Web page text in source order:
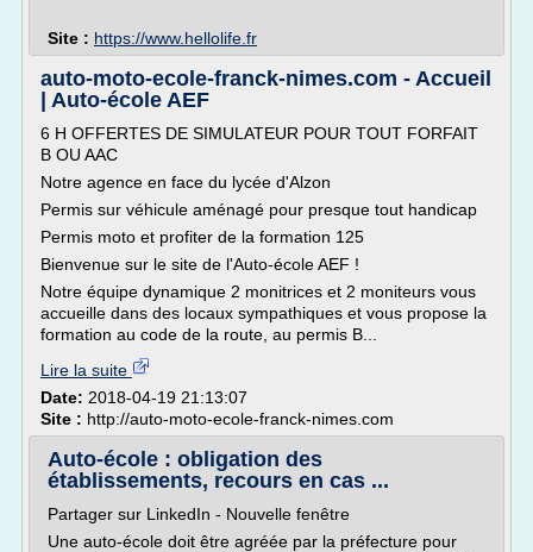
Site : https://www.hellolife.fr
auto-moto-ecole-franck-nimes.com - Accueil
| Auto-école AEF
6 H OFFERTES DE SIMULATEUR POUR TOUT FORFAIT
B OU AAC
Notre agence en face du lycée d'Alzon
Permis sur véhicule aménagé pour presque tout handicap
Permis moto et profiter de la formation 125
Bienvenue sur le site de l'Auto-école AEF !
Notre équipe dynamique 2 monitrices et 2 moniteurs vous
accueille dans des locaux sympathiques et vous propose la
formation au code de la route, au permis B...
Lire la suite
Date: 2018-04-19 21:13:07
Site : http://auto-moto-ecole-franck-nimes.com
Auto-école : obligation des
établissements, recours en cas ...
Partager sur LinkedIn - Nouvelle fenêtre
Une auto-école doit être agréée par la préfecture pour